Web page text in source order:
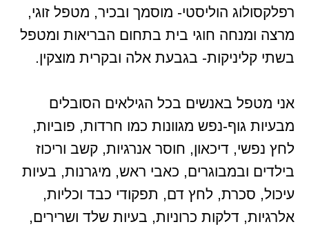
רפלקסולוג הוליסטי- מוסמך ובכיר, מטפל זוגי,
מרצה ומנחה חוגי בית בתחום הבריאות ומטפל
בשתי קליניקות- בגבעת אלה ובקרית מוצקין.
אני מטפל באנשים בכל הגילאים הסובלים
מבעיות גוף-נפש מגוונות כמו חרדות, פוביות,
לחץ נפשי, דיכאון, חוסר אנרגיות, קשב וריכוז
בילדים ובמבוגרים, כאבי ראש, מיגרנות, בעיות
עיכול, סכרת, לחץ דם, תפקודי כבד וכליות,
אלרגיות, דלקות כרוניות, בעיות שלד ושרירים,